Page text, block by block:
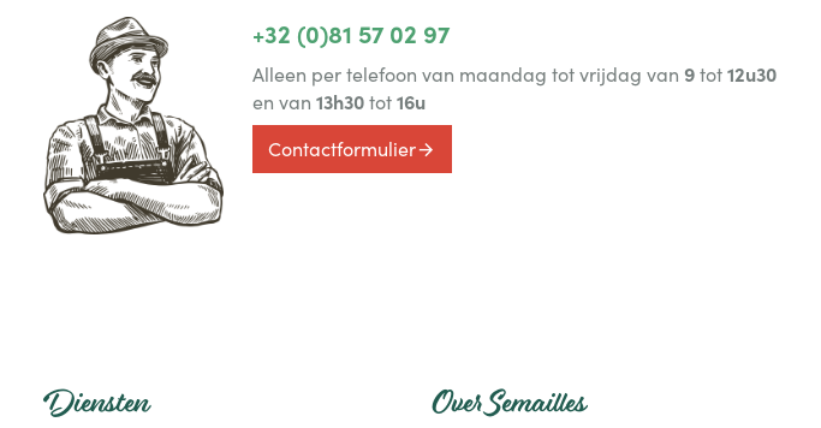
+32 (0)81 57 02 97
Alleen per telefoon van maandag tot vrijdag van 9tot12u30
en van 13h30tot16u
Contactformulier
Diensten Over Semailles